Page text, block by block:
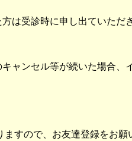
は受診時に申し出ていただ
ャンセル等が続いた場合、
すので、お友達登録をお願